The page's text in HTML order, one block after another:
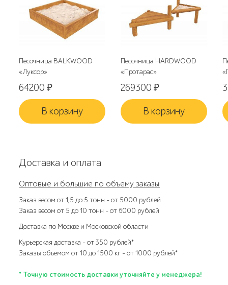
Песочница BALKWOOD
«Луксор»
64200₽
В корзину
Песочница HARDWOOD
«Протарас»
269300₽
В корзину
Доставка и оплата
Оптовые и большие по объему заказы
Заказ весом от 1,5 до 5 тонн – от 5000 рублей
Заказ весом от 5 до 10 тонн – от 6000 рублей
Доставка по Москве и Московской области
Курьерская доставка – от 350 рублей*
Заказы объемом от 10 до 1500 кг – от 1000 рублей*
* Точную стоимость доставки уточняйте у менеджера!